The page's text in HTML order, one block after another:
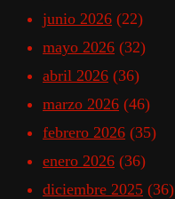
junio 2026 (22)
mayo 2026 (32)
abril 2026 (36)
marzo 2026 (46)
febrero 2026 (35)
enero 2026 (36)
diciembre 2025 (36)